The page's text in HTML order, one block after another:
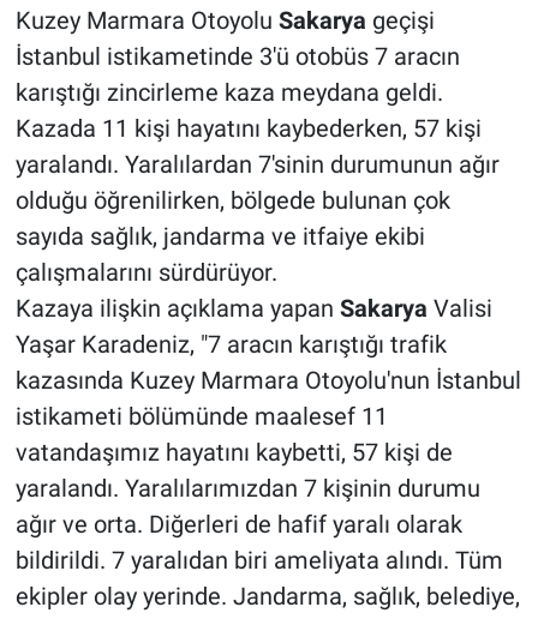
Kuzey Marmara Otoyolu Sakarya geçişi
İstanbul istikametinde 3'ü otobüs 7 aracın
karıştığı zincirleme kaza meydana geldi.
Kazada 11 kişi hayatını kaybederken, 57 kişi
yaralandı. Yaralılardan 7'sinin durumunun ağır
olduğu öğrenilirken, bölgede bulunan çok
sayıda sağlık, jandarma ve itfaiye ekibi
çalışmalarını sürdürüyor.
Kazaya ilişkin açıklama yapan Sakarya Valisi
Yaşar Karadeniz, "7 aracın karıştığı trafik
kazasında Kuzey Marmara Otoyolu'nun İstanbul
istikameti bölümünde maalesef 11
vatandaşımız hayatını kaybetti, 57 kişi de
yaralandı. Yaralılarımızdan 7 kişinin durumu
ağır ve orta. Diğerleri de hafif yaralı olarak
bildirildi. 7 yaralıdan biri ameliyata alındı. Tüm
ekipler olay yerinde. Jandarma, sağlık, belediye,